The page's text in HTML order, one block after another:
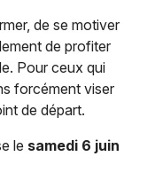
de se motiver
de profiter
Pour ceux qui
forcément viser
de départ.
le samedi 6 juin